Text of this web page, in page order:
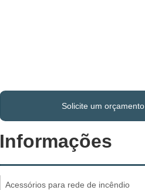
Solicite um orçamento
Informações
Acessórios para rede de incêndio